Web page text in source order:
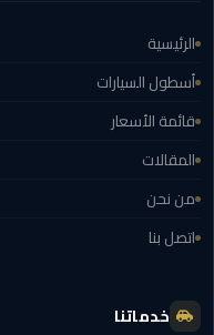
توصيل
مطار
برج
العرب
اسعار
ليموزين
من
مطار
الي
الاسكندرية
الرئيسية
أسطول السيارات
قائمة الأسعار
المقالات
من نحن
اتصل بنا
خدماتنا